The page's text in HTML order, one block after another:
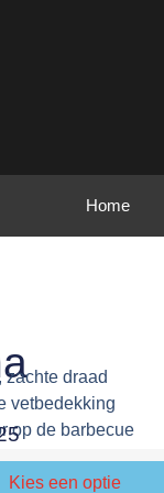
Home
zachte draad
vetbedekking
op de barbecue